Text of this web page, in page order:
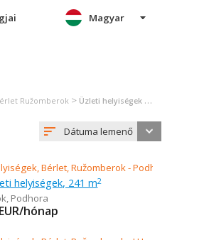
Magyar
Ružomberok > Üzleti helyiségek bérlet Ružomberok
Dátuma lemenő
helyiségek, 241 m2
, Podhora
EUR/hónap